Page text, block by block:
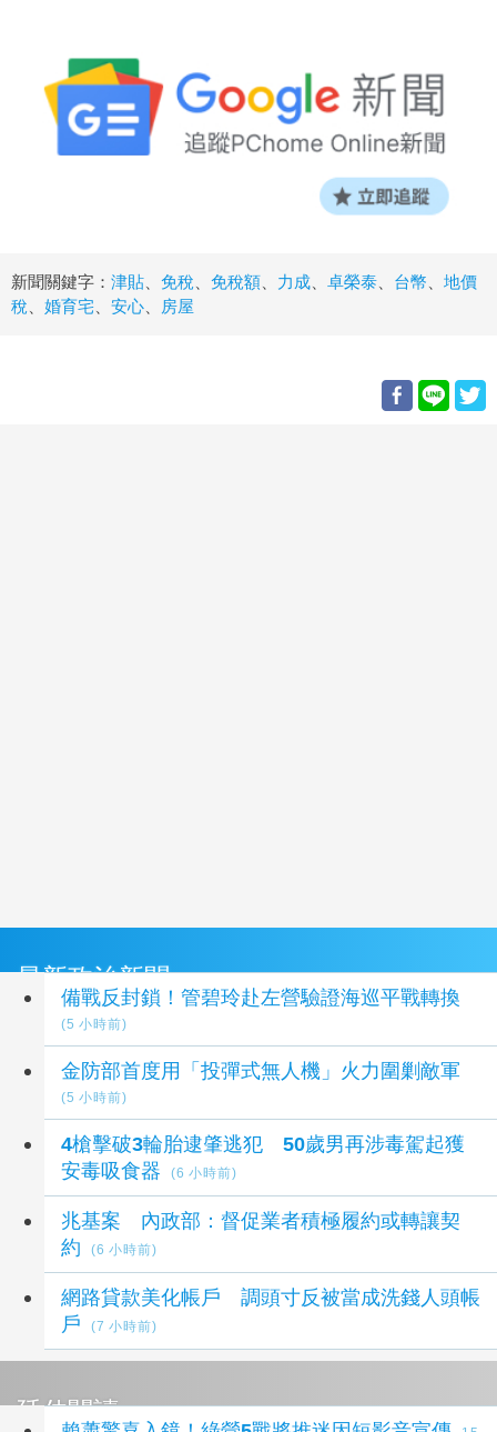
新聞關鍵字： 津貼 免稅 免稅額 力成 卓榮泰 台幣
地價
稅
婚育宅 安心 房屋
最新政治新聞
備戰反封鎖！管碧玲赴左營驗證海巡平戰轉換
(5 小時前)
金防部首度用「投彈式無人機」火力圍剿敵軍
(5 小時前)
4槍擊破3輪胎逮肇逃犯 50歲男再涉毒駕起獲
安毒吸食器
(6 小時前)
兆基案 內政部：督促業者積極履約或轉讓契
約
(6 小時前)
網路貸款美化帳戶 調頭寸反被當成洗錢人頭帳
戶
(7 小時前)
延伸閱讀